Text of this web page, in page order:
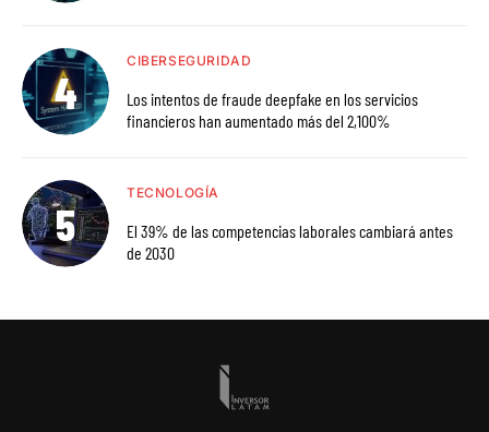
CIBERSEGURIDAD
Los intentos de fraude deepfake en los servicios
financieros han aumentado más del 2,100%
TECNOLOGÍA
El 39% de las competencias laborales cambiará antes
de 2030